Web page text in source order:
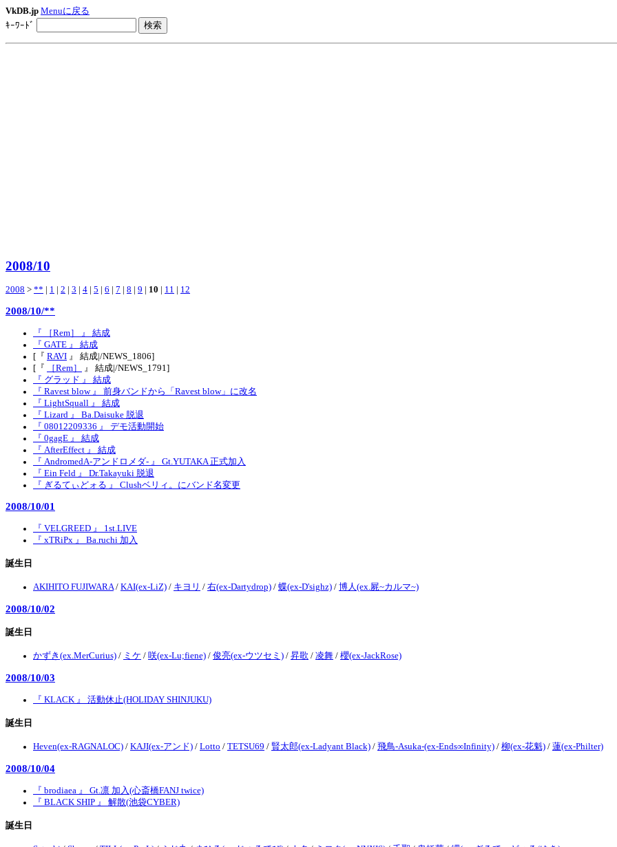
VkDB.jp Menuに戻る
ｷｰﾜｰﾄﾞ
2008/10
2008 > ** | 1 | 2 | 3 | 4 | 5 | 6 | 7 | 8 | 9 | 10 | 11 | 12
2008/10/**
『 ［Rem］ 』 結成
『 GATE 』 結成
[『 RAVI 』 結成|/NEWS_1806]
[『
［Rem］
』 結成|/NEWS_1791]
『 グラッド 』 結成
『 Ravest blow 』 前身バンドから「Ravest blow」に改名
『 LightSquall 』 結成
『 Lizard 』 Ba.Daisuke 脱退
『 08012209336 』 デモ活動開始
『 0gagE 』 結成
『 AfterEffect 』 結成
『 AndromedA-アンドロメダ- 』 Gt.YUTAKA 正式加入
『 Ein Feld 』 Dr.Takayuki 脱退
『 ぎるてぃどォる 』 Clushベリィ。にバンド名変更
2008/10/01
『 VELGREED 』 1st.LIVE
『 xTRiPx 』 Ba.ruchi 加入
誕生日
AKIHITO FUJIWARA/ KAI(ex-LiZ) / キヨリ / 右(ex-Dartydrop) / 蝶(ex-D'sighz) / 博人(ex.屍~カルマ~)
2008/10/02
誕生日
かずき(ex.MerCurius) / ミケ / 咲(ex-Lu;fiene) / 俊亮(ex-ウツセミ) / 昇歌 / 凌舞 / 櫻(ex-JackRose)
2008/10/03
『 KLACK 』 活動休止(HOLIDAY SHINJUKU)
誕生日
Heven(ex-RAGNALOC) / KAJI(ex-アンド) / Lotto / TETSU69 / 賢太郎(ex-Ladyant Black) / 飛鳥-Asuka-(ex-Ends∞Infinity) / 柳(ex-花魁) / 蓮(ex-Philter)
2008/10/04
『 brodiaea 』 Gt.凛 加入(心斎橋FANJ twice)
『 BLACK SHIP 』 解散(池袋CYBER)
誕生日